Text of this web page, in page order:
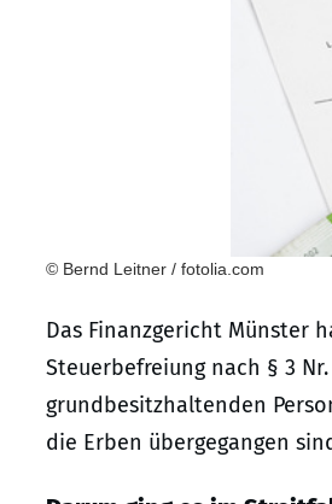
© Bernd Leitner / fotolia.com
Das Finanzgericht Münster
Steuerbefreiung nach § 3
grundbesitzhaltenden
die Erben übergegangen